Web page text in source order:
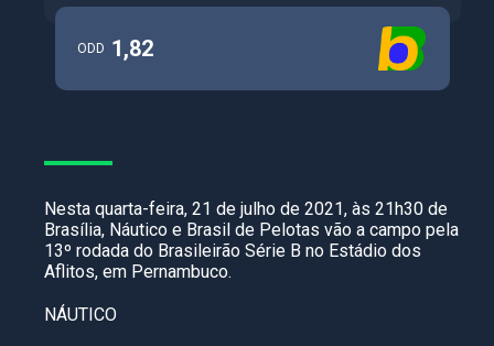
ODD 1,82
Nesta quarta-feira, 21 de julho de 2021, às 21h30 de
Brasília, Náutico e Brasil de Pelotas vão a campo pela
13º rodada do Brasileirão Série B no Estádio dos
Aflitos, em Pernambuco.
NÁUTICO